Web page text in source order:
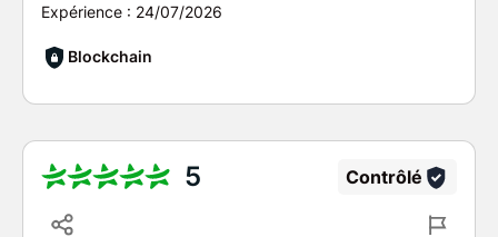
Expérience : 24/07/2026
Blockchain
5 Contrôlé